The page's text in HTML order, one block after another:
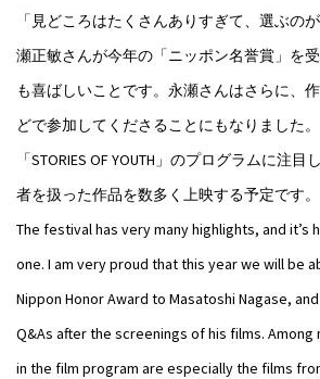
「見どころはたくさんありすぎて、選ぶの
瀬正敏さんが今年の「ニッポン名誉賞」を
も喜ばしいことです。永瀬さんはさらに、
どで参加してくださることにもなりました
「STORIES OF YOUTH」のプログラムに注
者を扱った作品を数多く上映する予定です。
The festival has very many highlights, and it’s
one. I am very proud that this year we will be
Nippon Honor Award to Masatoshi Nagase,
Q&As after the screenings of his films. Among
in the film program are especially the films